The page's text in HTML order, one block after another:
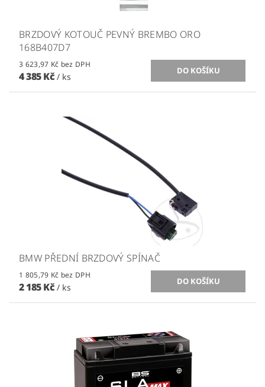
BRZDOVÝ KOTOUČ PEVNÝ BREMBO ORO
168B407D7
3 623,97 Kč bez DPH
4 385 Kč / ks
BMW PŘEDNÍ BRZDOVÝ SPÍNAČ
1 805,79 Kč bez DPH
2 185 Kč / ks